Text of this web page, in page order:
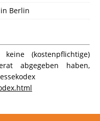
Berlin
(kostenpflichtige)
abgegeben haben,